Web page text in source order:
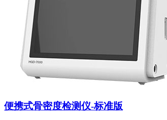
便携式骨密度检测仪-标准版